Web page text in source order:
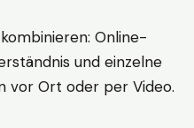
Online-
und einzelne
vor Ort oder per Video.